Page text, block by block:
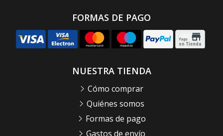
FORMAS DE PAGO
NUESTRA TIENDA
Cómo comprar
Quiénes somos
Formas de pago
Gastos de envío